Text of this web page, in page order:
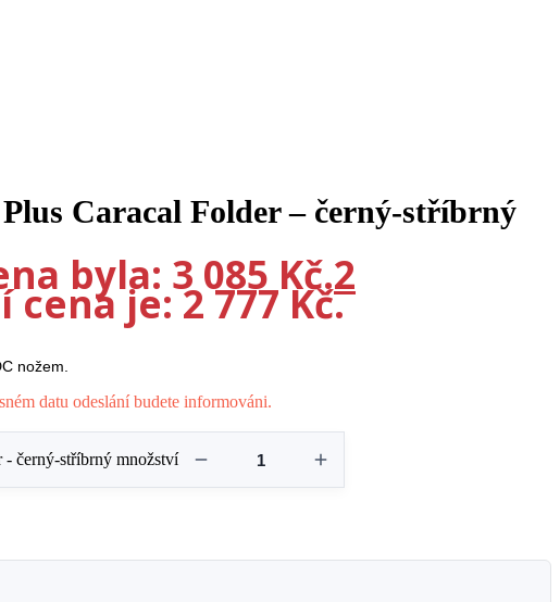
Caracal Folder – černý-stříbrný
byla: 3 085 Kč.2
je: 2 777 Kč.
nožem.
datu odeslání budete informováni.
- černý-stříbrný množství